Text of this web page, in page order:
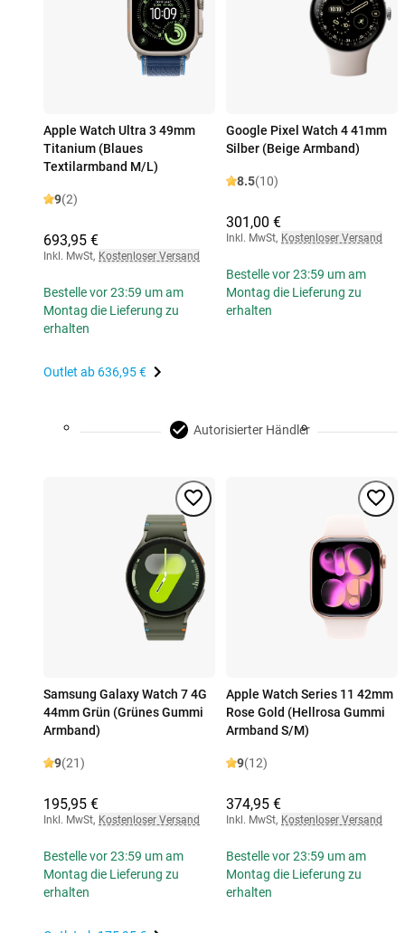
Apple Watch Ultra 3 49mm
Titanium (Blaues
Textilarmband M/L)
9(2)
693,95 €
Inkl. MwSt, Kostenloser Versand
Bestelle vor 23:59 um am
Montag die Lieferung zu
erhalten
Outlet ab 636,95 €
Google Pixel Watch 4 41mm
Silber (Beige Armband)
8.5(10)
301,00 €
Inkl. MwSt, Kostenloser Versand
Bestelle vor 23:59 um am
Montag die Lieferung zu
erhalten
Autorisierter Händler
Samsung Galaxy Watch 7 4G
44mm Grün (Grünes Gummi
Armband)
9(21)
195,95 €
Inkl. MwSt, Kostenloser Versand
Bestelle vor 23:59 um am
Montag die Lieferung zu
erhalten
Apple Watch Series 11 42mm
Rose Gold (Hellrosa Gummi
Armband S/M)
9(12)
374,95 €
Inkl. MwSt, Kostenloser Versand
Bestelle vor 23:59 um am
Montag die Lieferung zu
erhalten